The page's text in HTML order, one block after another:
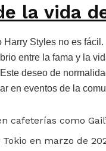
la vida
Harry Styles no es
entre la fama y la
deseo de
en eventos de la
cafeterías como
en marzo de